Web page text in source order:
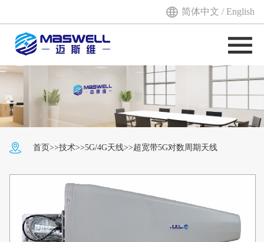
简体中文/English
首页>>技术>>5G/4G天线>>超宽带5G对数周期天线